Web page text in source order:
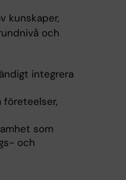
kunskaper,
och
integrera
som
och